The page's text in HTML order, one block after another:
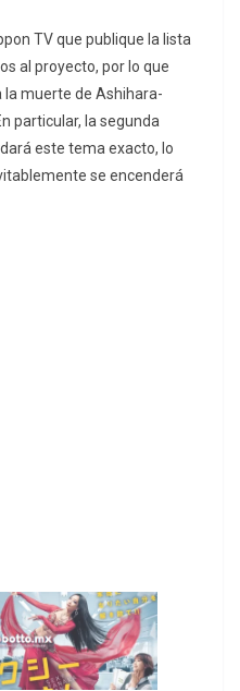
TV que publique la lista
al proyecto, por lo que
la muerte de Ashihara-
particular, la segunda
este tema exacto, lo
se encenderá